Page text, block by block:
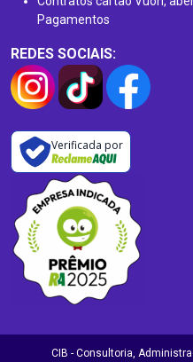
Pagamentos
REDES SOCIAIS:
Verificada por
CIB - Consultoria,